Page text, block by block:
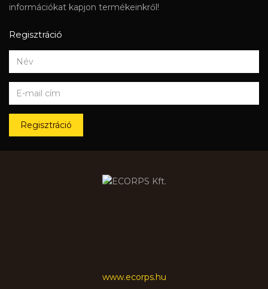
információkat kapjon termékeinkről!
Regisztráció
Regisztráció
www.ecorps.hu